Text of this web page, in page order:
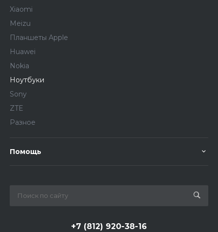
Xiaomi
Meizu
Планшеты Apple
Huawei
Nokia
Ноутбуки
Sony
ZTE
Разное
Помощь
+7 (812) 920-38-16